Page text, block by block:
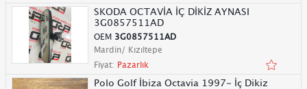
SKODA OCTAVİA İÇ DİKİZ AYNASI
3G0857511AD
OEM 3G0857511AD
Mardin/ Kızıltepe
Fiyat: Pazarlık
Polo Golf İbiza Octavia 1997- İç Dikiz